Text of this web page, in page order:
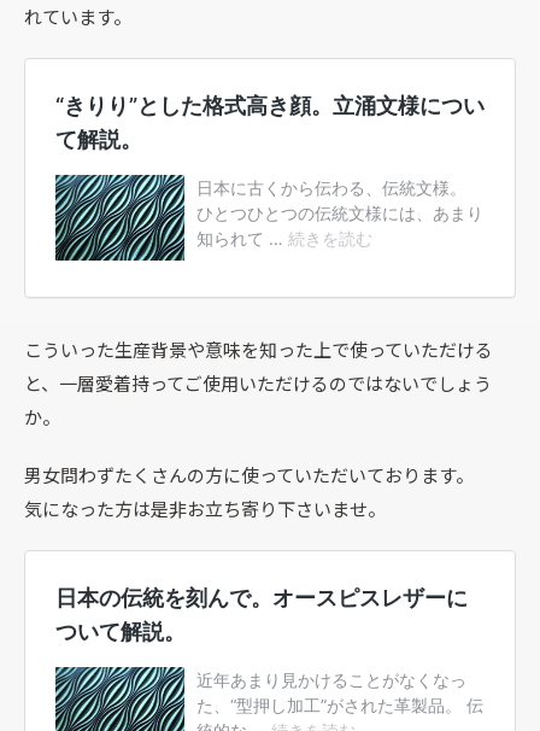
れています。
こういった生産背景や意味を知った上で使っていただける
と、一層愛着持ってご使用いただけるのではないでしょう
か。
男女問わずたくさんの方に使っていただいております。
気になった方は是非お立ち寄り下さいませ。